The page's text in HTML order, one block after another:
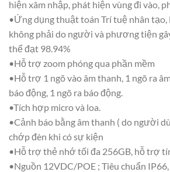
hiện xâm nhập, phát hiện vùng đi vào,
•Ứng dụng thuật toán Trí tuệ nhân tạo,
không phải do người và phương tiện
thể đạt 98.94%
•Hỗ trợ zoom phóng qua phần mềm
•Hỗ trợ 1 ngõ vào âm thanh, 1 ngõ ra
báo động, 1 ngõ ra báo động.
•Tích hợp micro và loa.
•Cảnh báo bằng âm thanh ( do người
chớp đèn khi có sự kiện
•Hỗ trợ thẻ nhớ tối đa 256GB, hỗ trợ
•Nguồn 12VDC/POE ; Tiêu chuẩn